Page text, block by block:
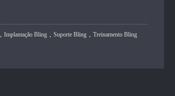
,Implantação Bling ,Suporte Bling ,Treinamento Bling